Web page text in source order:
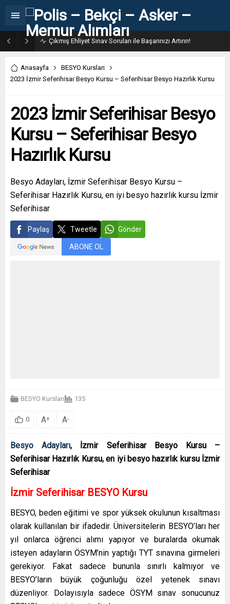
Anasayfa
BESYO Kursları
2023 İzmir Seferihisar Besyo Kursu – Seferihisar Besyo Hazırlık Kursu
2023 İzmir Seferihisar Besyo
Kursu – Seferihisar Besyo
Hazırlık Kursu
Besyo Adayları, İzmir Seferihisar Besyo Kursu –
Seferihisar Hazırlık Kursu, en iyi besyo hazırlık kursu İzmir
Seferihisar
Paylaş Tweetle Gönder
ABONE OL
BESYO Kursları 135
0 A+ A-
Besyo Adayları, İzmir Seferihisar Besyo Kursu –
Seferihisar Hazırlık Kursu, en iyi besyo hazırlık kursu İzmir
Seferihisar
İzmir Seferihisar BESYO Kursu
BESYO, beden eğitimi ve spor yüksek okulunun kısaltması
olarak kullanılan bir ifadedir. Üniversitelerin BESYO’ları her
yıl onlarca öğrenci alımı yapıyor ve buralarda okumak
isteyen adayların ÖSYM’nin yaptığı TYT sınavına girmeleri
gerekiyor. Fakat sadece bununla sınırlı kalmıyor ve
BESYO’ların büyük çoğunluğu özel yetenek sınavı
düzenliyor. Dolayısıyla sadece ÖSYM sınav sonucunuz